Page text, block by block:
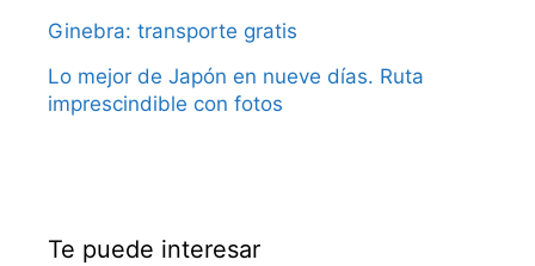
Ginebra: transporte gratis
Lo mejor de Japón en nueve días. Ruta
imprescindible con fotos
Te puede interesar